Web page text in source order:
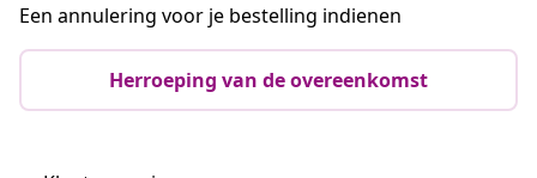
Een annulering voor je bestelling indienen
Herroeping van de overeenkomst